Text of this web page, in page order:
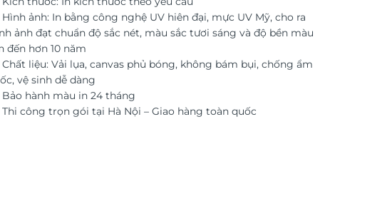
ảnh: In bằng công nghệ UV hiên đại, mực UV Mỹ, cho ra
ảnh đạt chuẩn độ sắc nét, màu sắc tươi sáng và độ bền màu
đến hơn 10 năm
liệu: Vải lụa, canvas phủ bóng, không bám bụi, chống ẩm
vệ sinh dễ dàng
hành màu in 24 tháng
công trọn gói tại Hà Nội – Giao hàng toàn quốc